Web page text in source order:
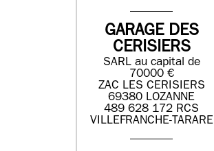
GARAGE DES
CERISIERS
SARL au capital de
70000 €
ZAC LES CERISIERS
69380 LOZANNE
489 628 172 RCS
VILLEFRANCHE-TARARE